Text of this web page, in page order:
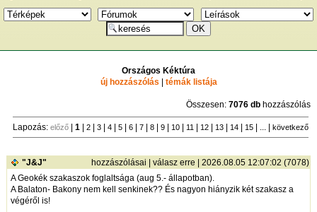
Országos Kéktúra
új hozzászólás | témák listája
Összesen:7076 db hozzászólás
Lapozás:előző |1 | 2 | 3 | 4 | 5 | 6 | 7 | 8 | 9 | 10 | 11 | 12 | 13 | 14 | 15 | ... |következő
"J&J" hozzászólásai |válasz erre | 2026.08.05 12:07:02 (7078)
A Geokék szakaszok foglaltsága (aug 5.- állapotban).
A Balaton- Bakony nem kell senkinek?? És nagyon hiányzik két szakasz a
végéről is!